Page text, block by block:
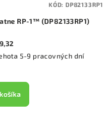
RP-1™ (DP82133RP1)
5-9 pracovných dní
KÓD: DP82133RP1